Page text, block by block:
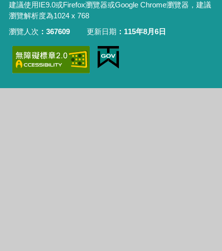
建議使用IE9.0或Firefox瀏覽器或Google Chrome瀏覽器，建議
瀏覽解析度為1024 x 768
瀏覽人次
367609 更新日期 115年8月6日